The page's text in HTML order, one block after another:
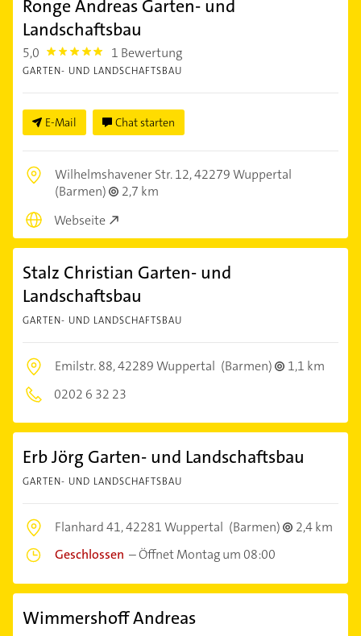
Ronge Andreas Garten- und
Landschaftsbau
5,0 5.0 1 Bewertung
GARTEN- UND LANDSCHAFTSBAU
E-Mail Chat starten
Wilhelmshavener Str. 12,42279 Wuppertal
(Barmen)
2,7 km
Webseite
Stalz Christian Garten- und
Landschaftsbau
GARTEN- UND LANDSCHAFTSBAU
Emilstr. 88,42289 Wuppertal (Barmen)
1,1 km
0202 6 32 23
Erb Jörg Garten- und Landschaftsbau
GARTEN- UND LANDSCHAFTSBAU
Flanhard 41,42281 Wuppertal (Barmen)
2,4 km
Geschlossen –Öffnet Montag um 08:00
Wimmershoff Andreas